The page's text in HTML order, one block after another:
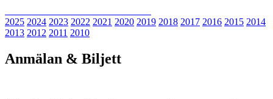
2025 2024 2023 2022 2021 2020 2019 2018 2017 2016 2015 2014
2013 2012 2011 2010
Anmälan & Biljett